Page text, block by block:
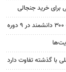
برای خرید جنجالی
با گذشته تفاوت دارد